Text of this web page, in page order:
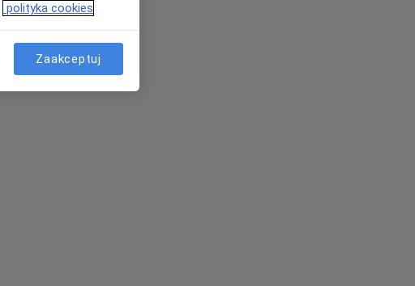
polityka cookies
Zaakceptuj